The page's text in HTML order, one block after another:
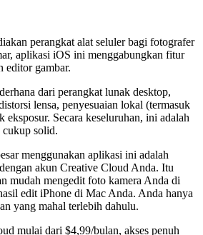
perangkat alat seluler bagi fotografer
aplikasi iOS ini menggabungkan fitur
editor gambar.
dari perangkat lunak desktop,
lensa, penyesuaian lokal (termasuk
eksposur. Secara keseluruhan, ini adalah
cukup solid.
menggunakan aplikasi ini adalah
akun Creative Cloud Anda. Itu
mudah mengedit foto kamera Anda di
edit iPhone di Mac Anda. Anda hanya
yang mahal terlebih dahulu.
mulai dari $4,99/bulan, akses penuh